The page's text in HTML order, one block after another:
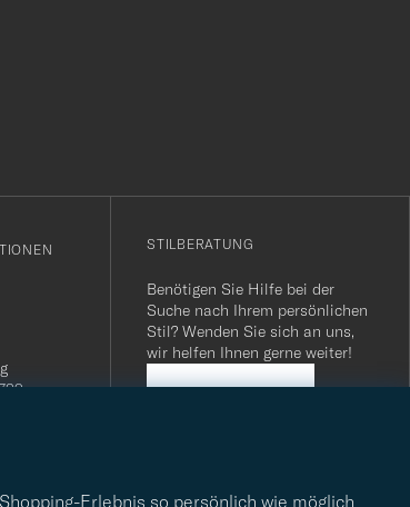
Erlebnis so persönlich wie möglich
96
STILBERATUNG
Benötigen Sie Hilfe bei der
Suche nach Ihrem persönlichen
Stil? Wenden Sie sich an uns,
wir helfen Ihnen gerne weiter!
STILBERATUNG